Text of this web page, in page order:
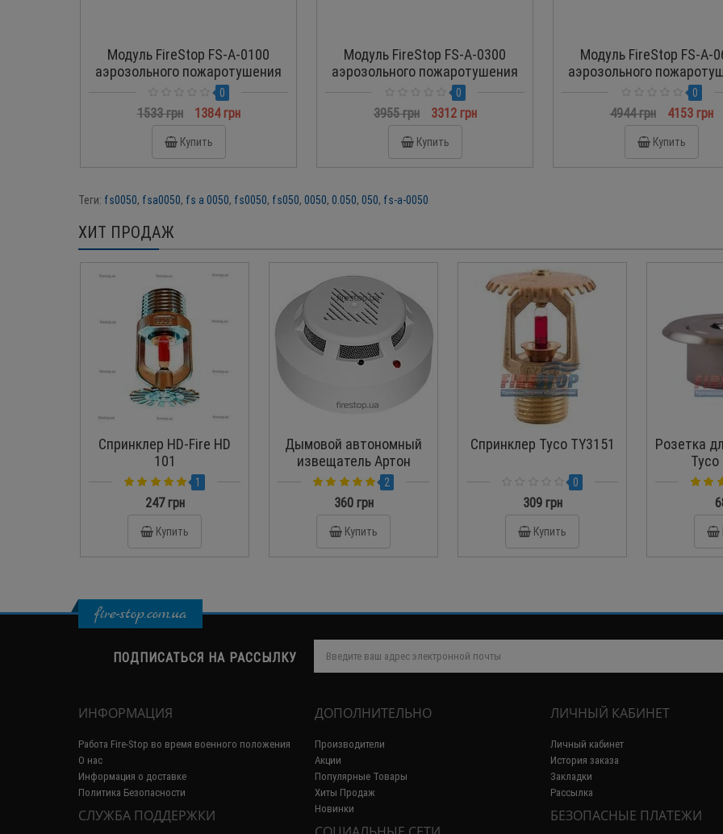
Модуль FireStop FS-A-0100
аэрозольного пожаротушения
0
1533 грн 1384 грн
Купить
Модуль FireStop FS-A-0300
аэрозольного пожаротушения
0
3955 грн 3312 грн
Купить
Модуль FireStop FS-A-
аэрозольного
0
4944 грн 4153 грн
Купить
Теги: fs0050, fsa0050, fs a 0050, fs0050, fs050, 0050, 0.050, 050, fs-a-0050
ХИТ ПРОДАЖ
Спринклер HD-Fire HD
101
1
247 грн
Купить
Дымовой автономный
извещатель Артон
СПД-3.4 2
360 грн
Купить
Спринклер Tyco TY3151
0
309 грн
Купить
Розетка
fire-stop.com.ua
ПОДПИСАТЬСЯ НА РАССЫЛКУ
ИНФОРМАЦИЯ
Работа Fire-Stop во время военного положения
О нас
Информация о доставке
Политика Безопасности
СЛУЖБА ПОДДЕРЖКИ
ДОПОЛНИТЕЛЬНО
Производители
Акции
Популярные Товары
Хиты Продаж
Новинки
ЛИЧНЫЙ КАБИНЕТ
Личный кабинет
История заказа
Закладки
Рассылка
БЕЗОПАСНЫЕ ПЛАТЕЖИ